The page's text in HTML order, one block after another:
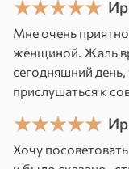
Мне очень
женщиной. Жаль
сегодняшний
прислушаться к
Хочу